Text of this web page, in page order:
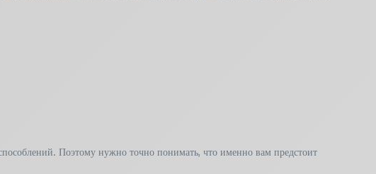
Поэтому нужно точно понимать, что именно вам предстоит